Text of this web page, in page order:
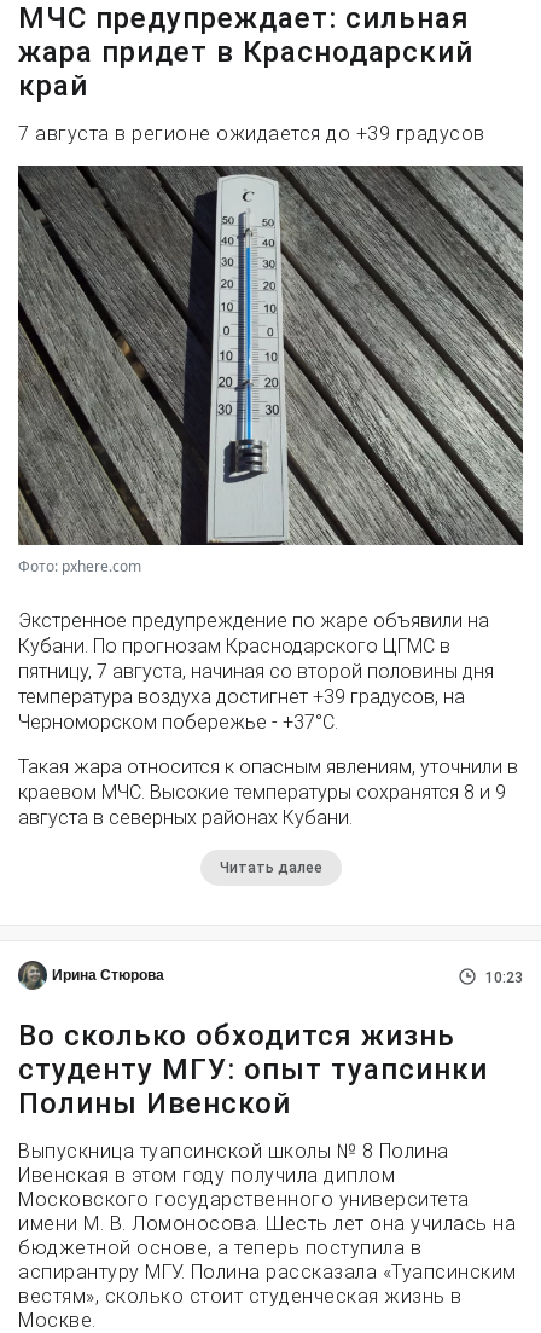
МЧС предупреждает: сильная
жара придет в Краснодарский
край
7 августа в регионе ожидается до +39 градусов
Фото: pxhere.com
Экстренное предупреждение по жаре объявили на
Кубани. По прогнозам Краснодарского ЦГМС в
пятницу, 7 августа, начиная со второй половины дня
температура воздуха достигнет +39 градусов, на
Черноморском побережье - +37°­С.
Такая жара относится к опасным явлениям, уточнили в
краевом МЧС. Высокие температуры сохранятся 8 и 9
августа в северных районах Кубани.
Читать далее
Ирина Стюрова 10:23
Во сколько обходится жизнь
студенту МГУ: опыт туапсинки
Полины Ивенской
Выпускница туапсинской школы № 8 Полина
Ивенская в этом году получила диплом
Московского государственного университета
имени М. В. Ломоносова. Шесть лет она училась на
бюджетной основе, а теперь поступила в
аспирантуру МГУ. Полина рассказала «Туапсинским
вестям», сколько стоит студенческая жизнь в
Москве.